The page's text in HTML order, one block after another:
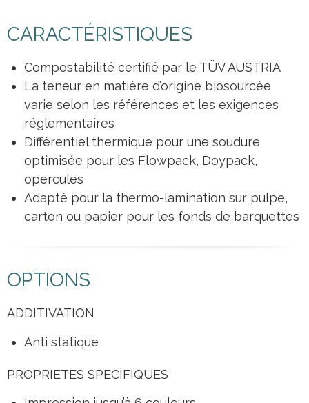
CARACTÉRISTIQUES
Compostabilité certifié par le TÜV AUSTRIA
La teneur en matière d’origine biosourcée
varie selon les références et les exigences
réglementaires
Différentiel thermique pour une soudure
optimisée pour les Flowpack, Doypack,
opercules
Adapté pour la thermo-lamination sur pulpe,
carton ou papier pour les fonds de barquettes
OPTIONS
ADDITIVATION
Anti statique
PROPRIETES SPECIFIQUES